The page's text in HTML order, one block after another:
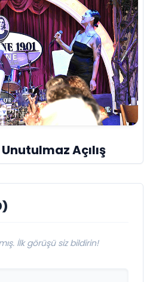
Açılış
İlk görüşü siz bildirin!